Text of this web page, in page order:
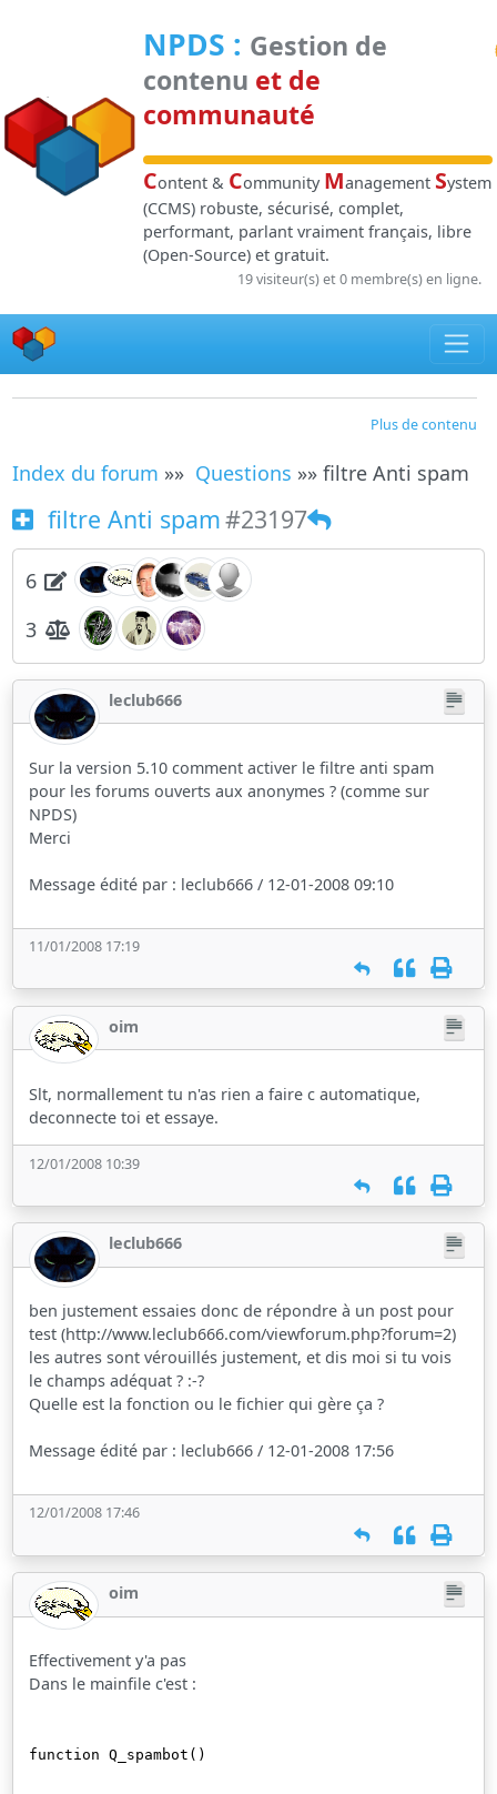
NPDS : Gestion de
contenu et de
communauté
Content & Community Management System
(CCMS) robuste, sécurisé, complet,
performant, parlant vraiment français, libre
(Open-Source) et gratuit.
19 visiteur(s) et 0 membre(s) en ligne.
Plus de contenu
Index du forum »» Questions »» filtre Anti spam
filtre Anti spam#23197
6
3
leclub666
Sur la version 5.10 comment activer le filtre anti spam
pour les forums ouverts aux anonymes ? (comme sur
NPDS)
Merci
Message édité par : leclub666 / 12-01-2008 09:10
11/01/2008 17:19
oim
Slt, normallement tu n'as rien a faire c automatique,
deconnecte toi et essaye.
12/01/2008 10:39
leclub666
ben justement essaies donc de répondre à un post pour
test (http://www.leclub666.com/viewforum.php?forum=2)
les autres sont vérouillés justement, et dis moi si tu vois
le champs adéquat ? :-?
Quelle est la fonction ou le fichier qui gère ça ?
Message édité par : leclub666 / 12-01-2008 17:56
12/01/2008 17:46
oim
Effectivement y'a pas
Dans le mainfile c'est :
function Q_spambot()